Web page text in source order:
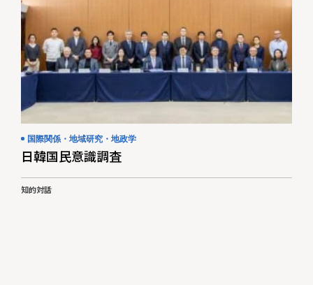
国際関係・地域研究・地政学
日韓国民意識調査
知的対話